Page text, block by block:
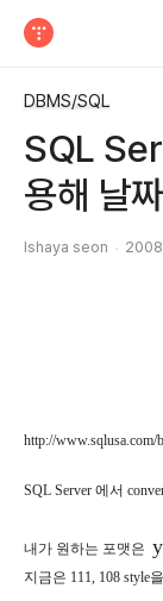
DBMS/SQL
SQL
용해 날
Ishaya seon
http://www.sqlusa.com/
SQL Server 에서
내가 원하는 포맷은
지금은 111, 108 style